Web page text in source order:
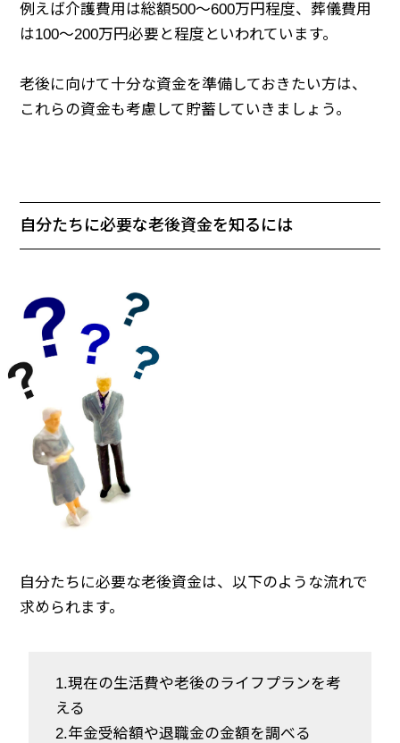
例えば介護費用は総額500～600万円程度、葬儀費用
は100～200万円必要と程度といわれています。
老後に向けて十分な資金を準備しておきたい方は、
これらの資金も考慮して貯蓄していきましょう。
自分たちに必要な老後資金を知るには
自分たちに必要な老後資金は、以下のような流れで
求められます。
1.現在の生活費や老後のライフプランを考
える
2.年金受給額や退職金の金額を調べる